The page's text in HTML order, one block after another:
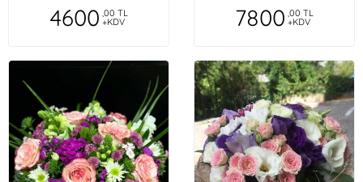
4600 ,00 TL
+KDV 7800 ,00 TL
+KDV